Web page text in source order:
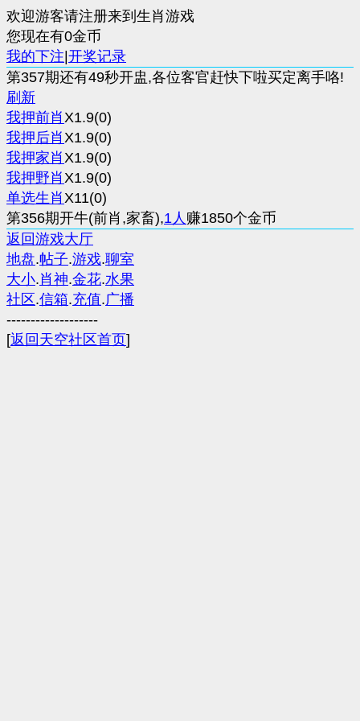
欢迎游客请注册来到生肖游戏
您现在有0金币
我的下注 开奖记录
第357期还有49秒开盅,各位客官赶快下啦买定离手咯!
刷新
我押前肖X1.9(0)
我押后肖X1.9(0)
我押家肖X1.9(0)
我押野肖X1.9(0)
单选生肖X11(0)
第356期开牛(前肖,家畜),1人 赚1850个金币
返回游戏大厅
地盘.帖子.游戏.聊室
大小.肖神.金花.水果
社区 .信箱.充值.广播
-------------------
[返回天空社区首页]